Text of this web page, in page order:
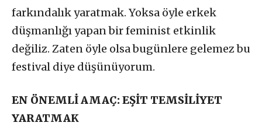
farkındalık yaratmak. Yoksa öyle erkek
düşmanlığı yapan bir feminist etkinlik
değiliz. Zaten öyle olsa bugünlere gelemez bu
festival diye düşünüyorum.
EN ÖNEMLİ AMAÇ: EŞİT TEMSİLİYET
YARATMAK